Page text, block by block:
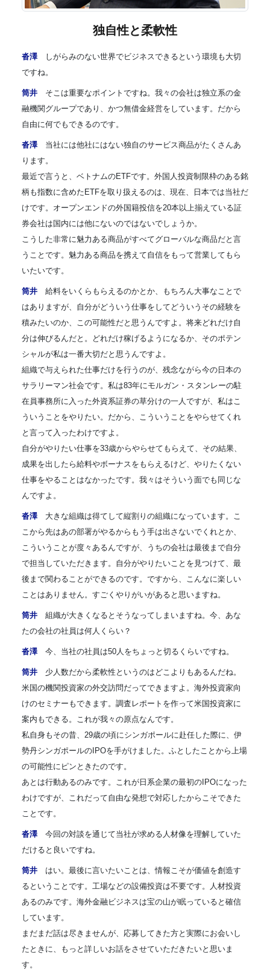
独自性と柔軟性
沓澤しがらみのない世界でビジネスできるという環境も大切
ですね。
筒井 そこは重要なポイントですね。我々の会社は独立系の金
融機関グループであり、かつ無借金経営をしています。だから
自由に何でもできるのです。
沓澤当社には他社にはない独自のサービス商品がたくさんあ
ります。
最近で言うと、ベトナムのETFです。外国人投資制限枠のある銘
柄も指数に含めたETFを取り扱えるのは、現在、日本では当社だ
けです。オープンエンドの外国籍投信を20本以上揃えている証
券会社は国内には他にないのではないでしょうか。
こうした非常に魅力ある商品がすべてグローバルな商品だと言
うことです。魅力ある商品を携えて自信をもって営業してもら
いたいです。
筒井 給料をいくらもらえるのかとか、もちろん大事なことで
はありますが、自分がどういう仕事をしてどういうその経験を
積みたいのか、この可能性だと思うんですよ。将来どれだけ自
分は伸びるんだと。どれだけ稼げるようになるか、そのポテン
シャルが私は一番大切だと思うんですよ。
組織で与えられた仕事だけを行うのが、残念ながら今の日本の
サラリーマン社会です。私は83年にモルガン・スタンレーの駐
在員事務所に入った外資系証券の草分けの一人ですが、私はこ
ういうことをやりたい。だから、こういうことをやらせてくれ
と言って入ったわけですよ。
自分がやりたい仕事を33歳からやらせてもらえて、その結果、
成果を出したら給料やボーナスをもらえるけど、やりたくない
仕事をやることはなかったです。我々はそういう面でも同じな
んですよ。
沓澤大きな組織は得てして縦割りの組織になっています。こ
こから先はあの部署がやるからもう手は出さないでくれとか、
こういうことが度々あるんですが、うちの会社は最後まで自分
で担当していただきます。自分がやりたいことを見つけて、最
後まで関わることができるのです。ですから、こんなに楽しい
ことはありません。すごくやりがいがあると思いますね。
筒井 組織が大きくなるとそうなってしまいますね。今、あな
たの会社の社員は何人くらい？
沓澤今、当社の社員は50人をちょっと切るくらいですね。
筒井 少人数だから柔軟性というのはどこよりもあるんだね。
米国の機関投資家の外交訪問だってできますよ。海外投資家向
けのセミナーもできます。調査レポートを作って米国投資家に
案内もできる。これが我々の原点なんです。
私自身もその昔、29歳の頃にシンガポールに赴任した際に、伊
勢丹シンガポールのIPOを手がけました。ふとしたことから上場
の可能性にピンときたのです。
あとは行動あるのみです。これが日系企業の最初のIPOになった
わけですが、これだって自由な発想で対応したからこそできた
ことです。
沓澤今回の対談を通じて当社が求める人材像を理解していた
だけると良いですね。
筒井 はい。最後に言いたいことは、情報こそが価値を創造す
るということです。工場などの設備投資は不要です。人材投資
あるのみです。海外金融ビジネスは宝の山が眠っていると確信
しています。
まだまだ話は尽きませんが、応募してきた方と実際にお会いし
たときに、もっと詳しいお話をさせていただきたいと思いま
す。